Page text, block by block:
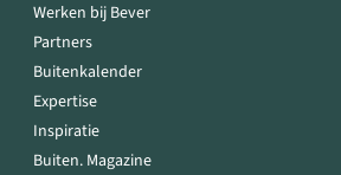
Werken bij Bever
Partners
Buitenkalender
Expertise
Inspiratie
Buiten. Magazine